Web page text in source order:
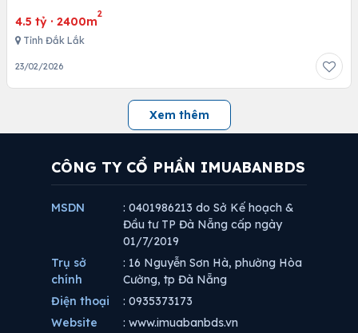
4.5 tỷ · 2400m
2
Tỉnh Đắk Lắk
23/02/2026
Xem thêm
CÔNG TY CỔ PHẦN IMUABANBDS
MSDN
: 0401986213 do Sở Kế hoạch &
Đầu tư TP Đà Nẵng cấp ngày
01/7/2019
Trụ sở
chính
: 16 Nguyễn Sơn Hà, phường Hòa
Cường, tp Đà Nẵng
Điện thoại
: 0935373173
Website
: www.imuabanbds.vn